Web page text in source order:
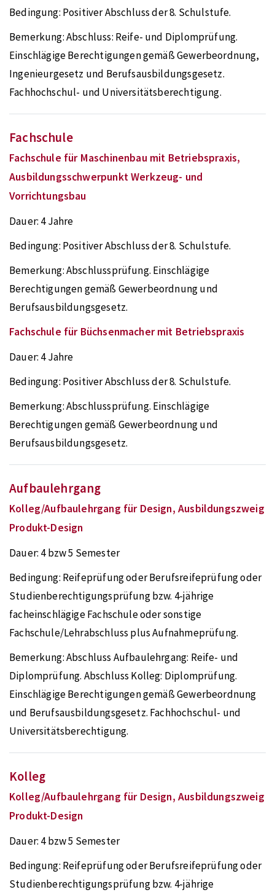
Bedingung: Positiver Abschluss der 8. Schulstufe.
Bemerkung:Abschluss: Reife- und Diplomprüfung.
Einschlägige Berechtigungen gemäß Gewerbeordnung,
Ingenieurgesetz und Berufsausbildungsgesetz.
Fachhochschul- und Universitätsberechtigung.
Fachschule
Fachschule für Maschinenbau mit Betriebspraxis,
Ausbildungsschwerpunkt Werkzeug- und
Vorrichtungsbau
Dauer: 4 Jahre
Bedingung: Positiver Abschluss der 8. Schulstufe.
Bemerkung:Abschlussprüfung. Einschlägige
Berechtigungen gemäß Gewerbeordnung und
Berufsausbildungsgesetz.
Fachschule für Büchsenmacher mit Betriebspraxis
Dauer: 4 Jahre
Bedingung: Positiver Abschluss der 8. Schulstufe.
Bemerkung:Abschlussprüfung. Einschlägige
Berechtigungen gemäß Gewerbeordnung und
Berufsausbildungsgesetz.
Aufbaulehrgang
Kolleg/Aufbaulehrgang für Design, Ausbildungszweig
Produkt-Design
Dauer: 4 bzw 5 Semester
Bedingung: Reifeprüfung oder Berufsreifeprüfung oder
Studienberechtigungsprüfung bzw. 4-jährige
facheinschlägige Fachschule oder sonstige
Fachschule/Lehrabschluss plus Aufnahmeprüfung.
Bemerkung:Abschluss Aufbaulehrgang: Reife- und
Diplomprüfung. Abschluss Kolleg: Diplomprüfung.
Einschlägige Berechtigungen gemäß Gewerbeordnung
und Berufsausbildungsgesetz. Fachhochschul- und
Universitätsberechtigung.
Kolleg
Kolleg/Aufbaulehrgang für Design, Ausbildungszweig
Produkt-Design
Dauer: 4 bzw 5 Semester
Bedingung: Reifeprüfung oder Berufsreifeprüfung oder
Studienberechtigungsprüfung bzw. 4-jährige